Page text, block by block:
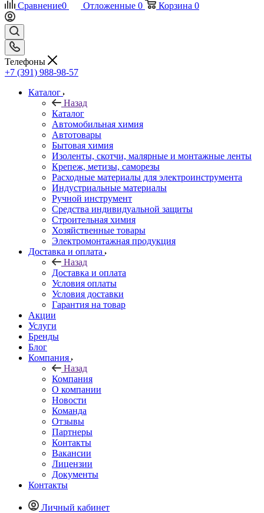
Сравнение0 Отложенные 0 Корзина 0
Телефоны
+7 (391) 988-98-57
Каталог
Назад
Каталог
Автомобильная химия
Автотовары
Бытовая химия
Изоленты, скотчи, малярные и монтажные ленты
Крепеж, метизы, саморезы
Расходные материалы для электроинструмента
Индустриальные материалы
Ручной инструмент
Средства индивидуальной защиты
Строительная химия
Хозяйственные товары
Электромонтажная продукция
Доставка и оплата
Назад
Доставка и оплата
Условия оплаты
Условия доставки
Гарантия на товар
Акции
Услуги
Бренды
Блог
Компания
Назад
Компания
О компании
Новости
Команда
Отзывы
Партнеры
Контакты
Вакансии
Лицензии
Документы
Контакты
Личный кабинет